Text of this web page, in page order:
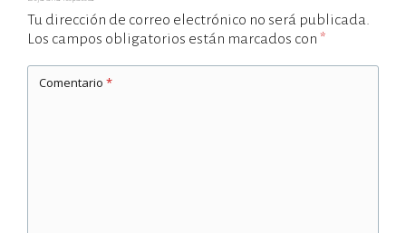
Tu dirección de correo electrónico no será publicada.
Los campos obligatorios están marcados con *
Comentario *